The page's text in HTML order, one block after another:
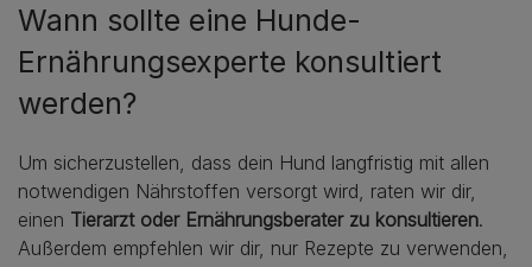
Wann sollte eine Hunde-
Ernährungsexperte konsultiert
werden?
Um sicherzustellen, dass dein Hund langfristig mit allen
notwendigen Nährstoffen versorgt wird, raten wir dir,
einen Tierarzt oder Ernährungsberater zu konsultieren.
Außerdem empfehlen wir dir, nur Rezepte zu verwenden,